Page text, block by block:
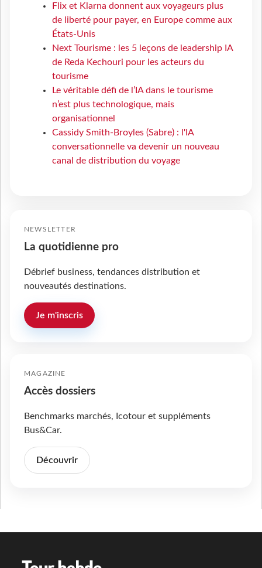
Flix et Klarna donnent aux voyageurs plus
de liberté pour payer, en Europe comme aux
États-Unis
Next Tourisme : les 5 leçons de leadership IA
de Reda Kechouri pour les acteurs du
tourisme
Le véritable défi de l’IA dans le tourisme
n’est plus technologique, mais
organisationnel
Cassidy Smith-Broyles (Sabre) : l'IA
conversationnelle va devenir un nouveau
canal de distribution du voyage
NEWSLETTER
La quotidienne pro
Débrief business, tendances distribution et
nouveautés destinations.
Je m'inscris
MAGAZINE
Accès dossiers
Benchmarks marchés, Icotour et suppléments
Bus&Car.
Découvrir